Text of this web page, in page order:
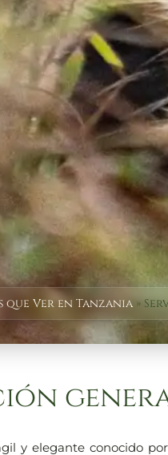
que Ver en Tanzania »
y elegante conocido